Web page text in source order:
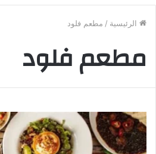
الرئيسية / مطعم فلود
مطعم فلود